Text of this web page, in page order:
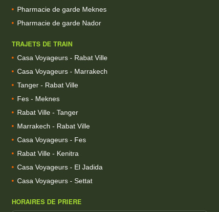
Pharmacie de garde Meknes
Pharmacie de garde Nador
TRAJETS DE TRAIN
Casa Voyageurs - Rabat Ville
Casa Voyageurs - Marrakech
Tanger - Rabat Ville
Fes - Meknes
Rabat Ville - Tanger
Marrakech - Rabat Ville
Casa Voyageurs - Fes
Rabat Ville - Kenitra
Casa Voyageurs - El Jadida
Casa Voyageurs - Settat
HORAIRES DE PRIERE